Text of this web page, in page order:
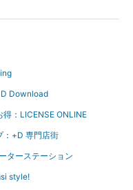
Download
：LICENSE ONLINE
：+D 専門店街
ターステーション
style!